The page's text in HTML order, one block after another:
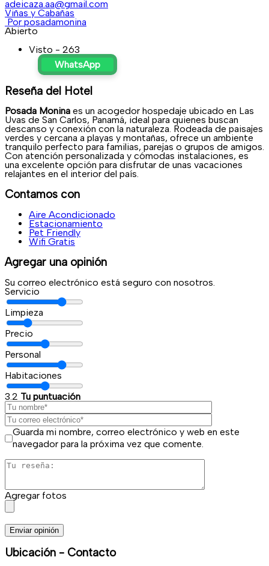
adeicaza.aa@gmail.com
Viñas y Cabañas
Por posadamonina
Abierto
Visto - 263
WhatsApp
Reseña del Hotel
Posada Monina es un acogedor hospedaje ubicado en Las
Uvas de San Carlos, Panamá, ideal para quienes buscan
descanso y conexión con la naturaleza. Rodeada de paisajes
verdes y cercana a playas y montañas, ofrece un ambiente
tranquilo perfecto para familias, parejas o grupos de amigos.
Con atención personalizada y cómodas instalaciones, es
una excelente opción para disfrutar de unas vacaciones
relajantes en el interior del país.
Contamos con
Aire Acondicionado
Estacionamiento
Pet Friendly
Wifi Gratis
Agregar una opinión
Su correo electrónico está seguro con nosotros.
Servicio
Limpieza
Precio
Personal
Habitaciones
3.2 Tu puntuación
Guarda mi nombre, correo electrónico y web en este
navegador para la próxima vez que comente.
Agregar fotos
Enviar opinión
Ubicación - Contacto